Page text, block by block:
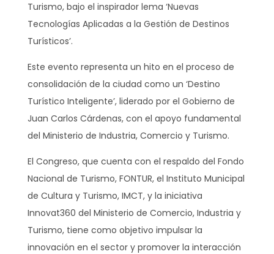
Turismo, bajo el inspirador lema ‘Nuevas
Tecnologías Aplicadas a la Gestión de Destinos
Turísticos’.
Este evento representa un hito en el proceso de
consolidación de la ciudad como un ‘Destino
Turístico Inteligente’, liderado por el Gobierno de
Juan Carlos Cárdenas, con el apoyo fundamental
del Ministerio de Industria, Comercio y Turismo.
El Congreso, que cuenta con el respaldo del Fondo
Nacional de Turismo, FONTUR, el Instituto Municipal
de Cultura y Turismo, IMCT, y la iniciativa
Innovat360 del Ministerio de Comercio, Industria y
Turismo, tiene como objetivo impulsar la
innovación en el sector y promover la interacción